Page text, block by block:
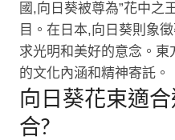
國,向日葵被尊為”花中之
目。在日本,向日葵則象
求光明和美好的意念。
的文化內涵和精神寄託。
向日葵花束適
合?